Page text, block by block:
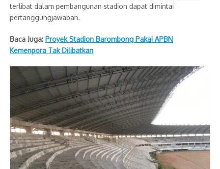
terlibat dalam pembangunan stadion dapat dimintai
pertanggungjawaban.
Baca Juga: Proyek Stadion Barombong Pakai APBN
Kemenpora Tak Dilibatkan